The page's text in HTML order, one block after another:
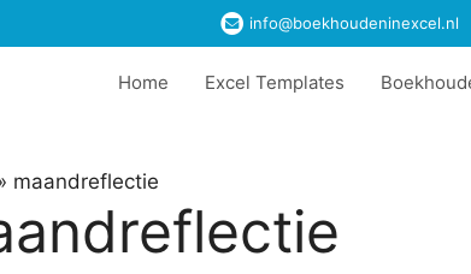
info@boekhoudeninexcel.nl
Home Excel Templates
maandreflectie